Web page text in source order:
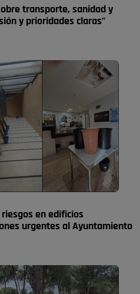
transporte, sanidad y
y prioridades claras”
riesgos en edificios
urgentes al Ayuntamiento